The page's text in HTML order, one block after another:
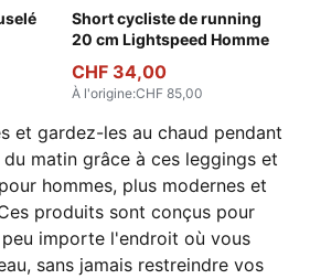
Short cycliste de running
20 cm Lightspeed Homme
Puma Black
CHF 34,00
À l'origine:CHF 85,00
et gardez-les au chaud pendant
matin grâce à ces leggings et
hommes, plus modernes et
produits sont conçus pour
importe l'endroit où vous
sans jamais restreindre vos